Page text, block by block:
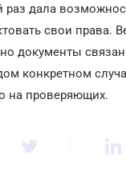
раз дала
свои права.
документы
конкретном
на проверяющих.